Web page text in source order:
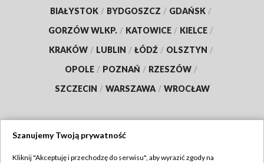
BIAŁYSTOK / BYDGOSZCZ / GDAŃSK /
GORZÓW WLKP. / KATOWICE / KIELCE /
KRAKÓW / LUBLIN / ŁÓDŹ / OLSZTYN /
OPOLE / POZNAŃ / RZESZÓW /
SZCZECIN / WARSZAWA / WROCŁAW
Szanujemy Twoją prywatność
Kliknij "Akceptuję i przechodzę do serwisu", aby wyrazić zgody na